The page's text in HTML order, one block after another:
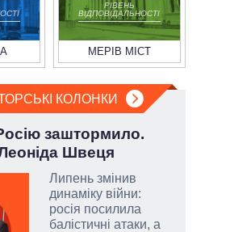
РІВЕНЬ
ВІДПОВІДАЛЬНОСТІ
МЕРІВ МІСТ
КОЛОНКИ
заштормило.
Швеця
Липень змінив
динаміку війни:
росія посилила
балістичні атаки, а